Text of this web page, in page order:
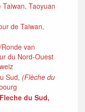
Taoyuan
de Taiwan,
van
du Nord-Ouest
Sud, (Flèche du
du Sud,